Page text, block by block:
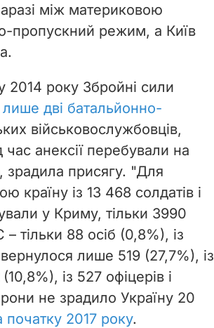
між материковою
пропускний режим, а Київ
2014 року Збройні сили
лише дві батальйонно-
військовослужбовців,
час анексії перебували на
зрадила присягу. "Для
країну із 13 468 солдатів і
у Криму, тільки 3990
тільки 88 осіб (0,8%), із
лише 519 (27,7%), із
із 527 офіцерів і
не зрадило Україну 20
початку 2017 року.